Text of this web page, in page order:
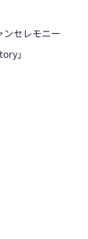
ンセレモニー
」